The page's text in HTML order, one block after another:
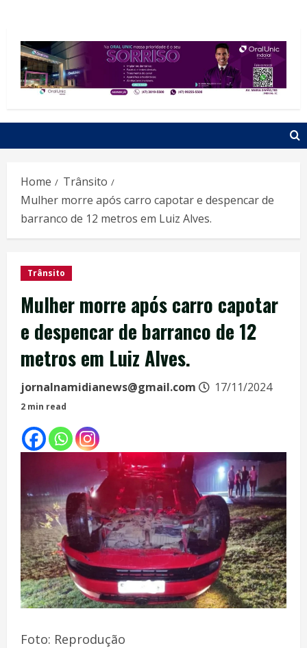
Home
Trânsito
Mulher morre após carro capotar e despencar de
barranco de 12 metros em Luiz Alves.
Trânsito
Mulher morre após carro capotar
e despencar de barranco de 12
metros em Luiz Alves.
jornalnamidianews@gmail.com 17/11/2024
2 min read
Foto: Reprodução